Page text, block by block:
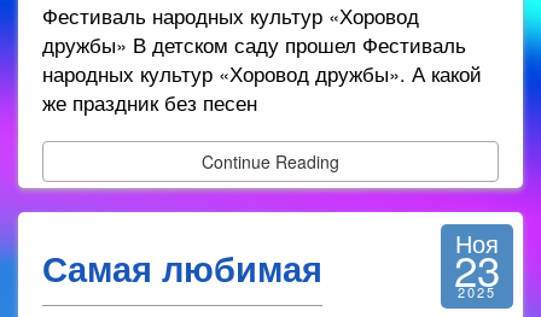
Фестиваль народных культур «Хоровод
дружбы» В детском саду прошел Фестиваль
народных культур «Хоровод дружбы». А какой
же праздник без песен
Continue Reading
Самая любимая Ноя
23
2025